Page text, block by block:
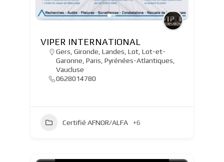
VIPER INTERNATIONAL
Gers, Gironde, Landes, Lot, Lot-et-
Garonne, Paris, Pyrénées-Atlantiques,
Vaucluse
0628014780
Certifié AFNOR/ALFA +6